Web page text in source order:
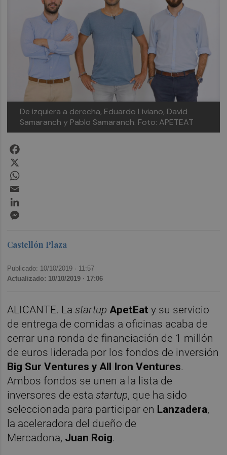
De izquiera a derecha, Eduardo Liviano, David
Samaranch y Pablo Samaranch. Foto: APETEAT
Castellón Plaza
Publicado: 10/10/2019 · 11:57
Actualizado: 10/10/2019 · 17:06
ALICANTE. LastartupApetEat y su servicio
de entrega de comidas a oficinas acaba de
cerrar una ronda de financiación de 1 millón
de euros liderada por los fondos de inversión
Big Sur Ventures yAll Iron Ventures.
Ambos fondos se unen a la lista de
inversores de estastartup, que ha sido
seleccionada para participar en Lanzadera,
la aceleradora del dueño de
Mercadona, Juan Roig.